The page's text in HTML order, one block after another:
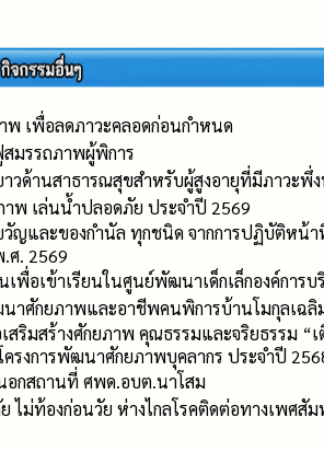
พ เพื่อลดภาวะคลอดก่อนกำหนด
มรรถภาพผู้พิการ
าวด้านสาธารณสุขสำหรับผู้สูงอายุที่มีภาวะพึ่ง
าพ เล่นน้ำปลอดภัย ประจำปี 2569
ญและของกำนัล ทุกชนิด จากการปฏิบัติหน้า
ศ. 2569
เพื่อเข้าเรียนในศูนย์พัฒนาเด็กเล็กองค์การ
ศักยภาพและอาชีพคนพิการบ้านโมกุลเฉ
สริมสร้างศักยภาพ คุณธรรมและจริยธรรม
ครงการพัฒนาศักยภาพบุคลากร ประจำปี
นอกสถานที่ ศพด.อบต.นาโสม
ไม่ท้องก่อนวัย ห่างไกลโรคติดต่อทางเพศสั